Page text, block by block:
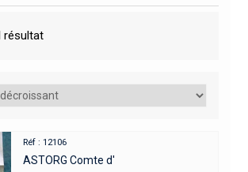
résultat
Réf : 12106
ASTORG Comte d'